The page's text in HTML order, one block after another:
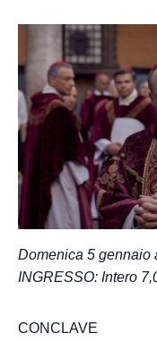
Domenica 5 gennaio
INGRESSO: Intero
CONCLAVE